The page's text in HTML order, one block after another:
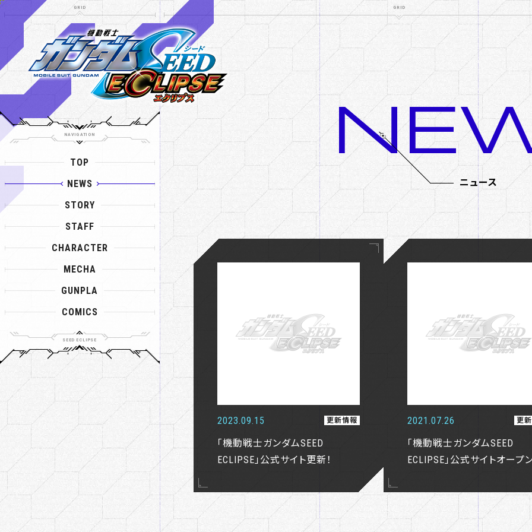
TOP
NEWS
STORY
STAFF
CHARACTER
MECHA
GUNPLA
COMICS
NAVIGATION
ニュース
2023.09.15 更新情報
「機動戦士ガンダムSEED
ECLIPSE」公式サイト更新！
2021.07.26 更
「機動戦士ガンダムSEED
ECLIPSE」公式サイトオープン